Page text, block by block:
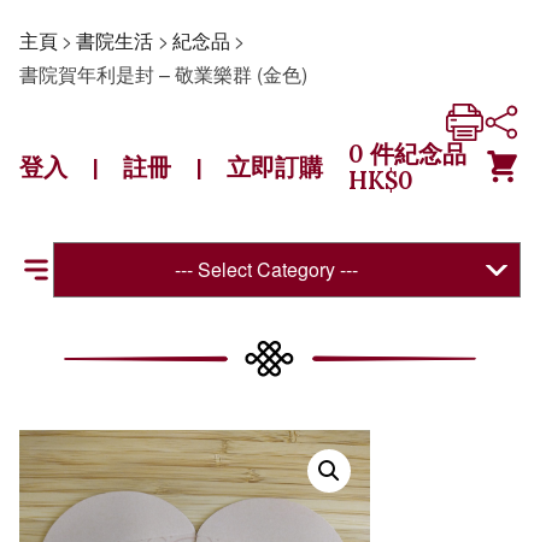
主頁> 書院生活 > 紀念品 >
書院賀年利是封 – 敬業樂群 (金色)
登入 | 註冊 | 立即訂購 0 件紀念品
HK$0
--- Select Category ---